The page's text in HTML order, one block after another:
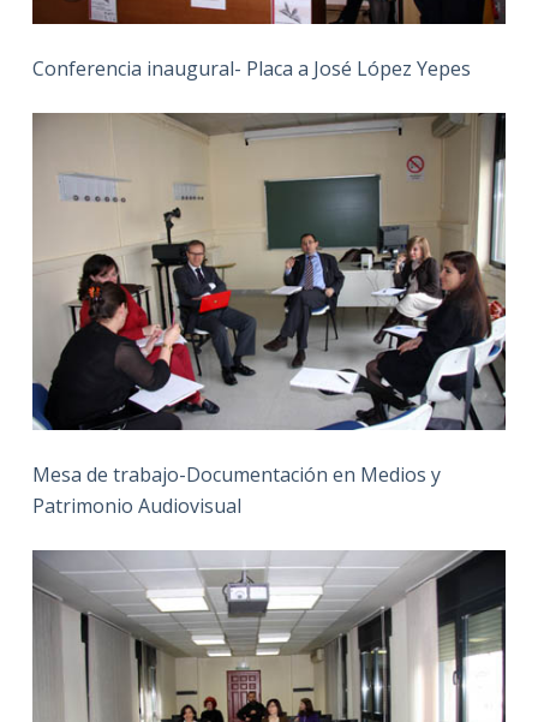
Conferencia inaugural- Placa a José López Yepes
Mesa de trabajo-Documentación en Medios y
Patrimonio Audiovisual